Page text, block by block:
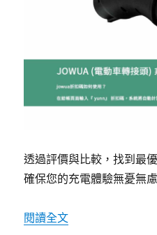
透過評價與比較，找到最
確保您的充電體驗無憂無慮
閱讀全文〈電動車充電轉